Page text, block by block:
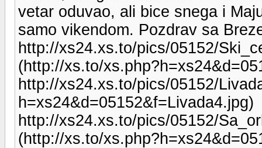
vetar oduvao, ali bice snega i
samo vikendom. Pozdrav sa
http://xs24.xs.to/pics/05152/
(http://xs.to/
http://xs24.xs.to/pics/05152/
h=xs24&d=05152&f=Livada4.jpg)
http://xs24.xs.to/pics/05152/
(http://xs.to/